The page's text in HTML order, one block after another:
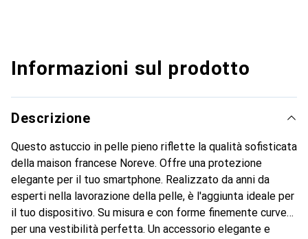
Informazioni sul prodotto
Descrizione
Questo astuccio in pelle pieno riflette la qualità sofisticata
della maison francese Noreve. Offre una protezione
elegante per il tuo smartphone. Realizzato da anni da
esperti nella lavorazione della pelle, è l'aggiunta ideale per
il tuo dispositivo. Su misura e con forme finemente curve
per una vestibilità perfetta. Un accessorio elegante e